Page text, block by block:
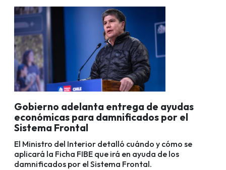
Gobierno adelanta entrega de ayudas
económicas para damnificados por el
Sistema Frontal
El Ministro del Interior detalló cuándo y cómo se
aplicará la Ficha FIBE que irá en ayuda de los
damnificados por el Sistema Frontal.